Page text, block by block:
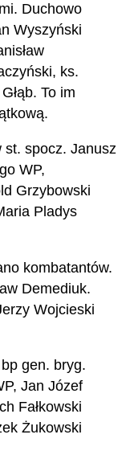
Duchowo
Wyszyński
ks.
To im
st. spocz. Janusz
WP,
Grzybowski
Pladys
kombatantów.
Demediuk.
Wojcieski
gen. bryg.
Jan Józef
Fałkowski
Żukowski